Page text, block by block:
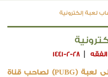
لعبة إلكترونية
الفقه 1441-2-28
السؤال: ما حكم بيع حسابي على لعبة (PUBG) لصاحب قناة